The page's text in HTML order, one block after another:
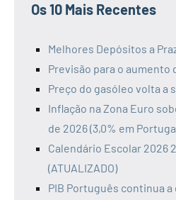
Os 10 Mais Recentes
Melhores Depósitos a
Previsão para o aumento
Preço do gasóleo volta a
Inflação na Zona Euro
de 2026 (3,0% em
Calendário Escolar 2026
(ATUALIZADO)
PIB Português continua